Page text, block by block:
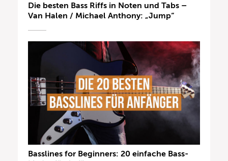
Die besten Bass Riffs in Noten und Tabs –
Van Halen / Michael Anthony: „Jump“
Basslines for Beginners: 20 einfache Bass-